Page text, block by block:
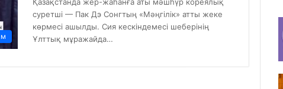
суретші — Пак Дэ Сонгтың «Мәңгілік» атты жеке
көрмесі ашылды. Сия кескіндемесі шеберінің
Ұлттық мұражайда…